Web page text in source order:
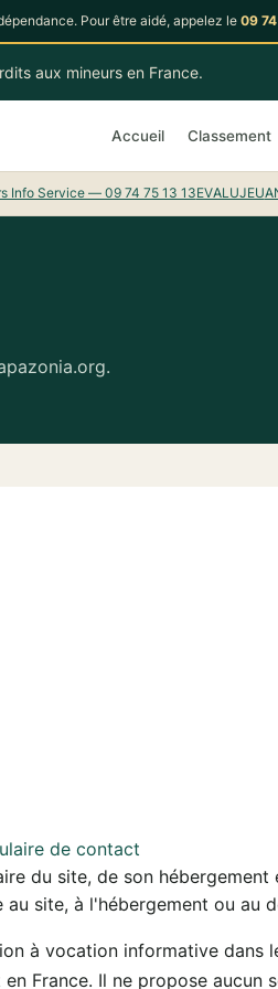
Pour être aidé, appelez le09
aux mineurs en France.
Accueil Classement
Info Service — 09 74 75 13 13EVALUJEU
de contact
du site, de son hébergement
site, à l'hébergement ou au
à vocation informative dans
France. Il ne propose aucun